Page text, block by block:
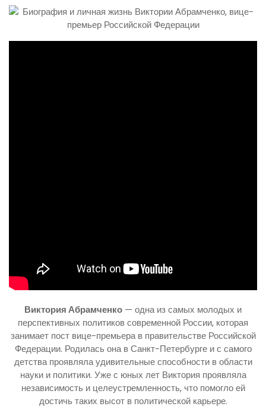
Виктория Абрамченко — одна из самых молодых и
перспективных политиков современной России, которая
занимает пост вице-премьера в правительстве Российской
Федерации. Родилась она в Санкт-Петербурге и с самого
детства проявляла удивительные способности в области
науки и политики. Уже с юных лет Виктория проявляла
независимость и целеустремленность, что помогло ей
достичь таких высот в политической карьере.